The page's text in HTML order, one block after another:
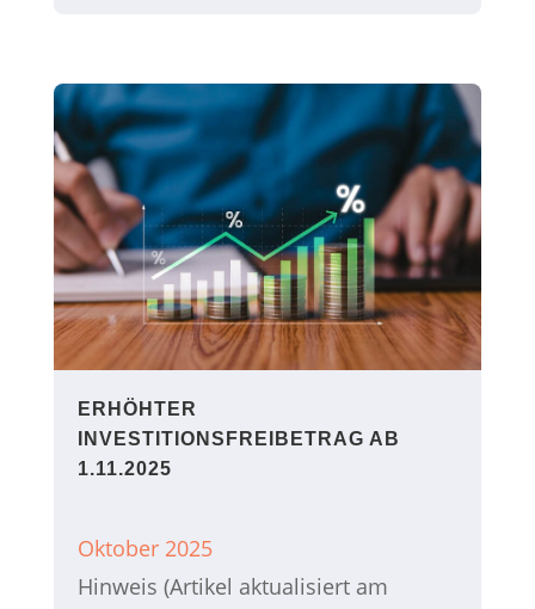
ERHÖHTER
INVESTITIONSFREIBETRAG AB
1.11.2025
Oktober 2025
Hinweis (Artikel aktualisiert am